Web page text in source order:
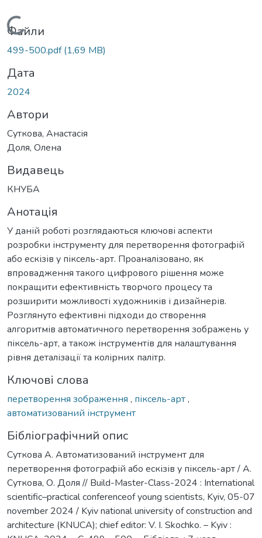
Вантажиться...
Файли
499-500.pdf(1,69 MB)
Дата
2024
Автори
Суткова, Анастасія
Доля, Олена
Видавець
КНУБА
Анотація
У даній роботі розглядаються ключові аспекти
розробки інструменту для перетворення фотографій
або ескізів у піксель-арт. Проаналізовано, як
впровадження такого цифрового рішення може
покращити ефективність творчого процесу та
розширити можливості художників і дизайнерів.
Розглянуто ефективні підходи до створення
алгоритмів автоматичного перетворення зображень у
піксель-арт, а також інструментів для налаштування
рівня деталізації та колірних палітр.
Ключові слова
перетворення зображення , піксель-арт,
автоматизований інструмент
Бібліографічний опис
Суткова А. Автоматизований інструмент для
перетворення фотографій або ескізів у піксель-арт / А.
Суткова, О. Доля // Build-Master-Class-2024 : International
scientific–practical conferenceof young scientists, Kyiv, 05-07
november 2024 / Kyiv national university of construction and
architecture (KNUCA); chief editor: V. I. Skochko. – Kyiv :